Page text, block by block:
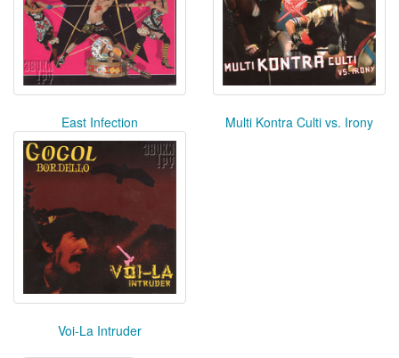
East Infection Multi Kontra Culti vs. Irony
Voi-La Intruder